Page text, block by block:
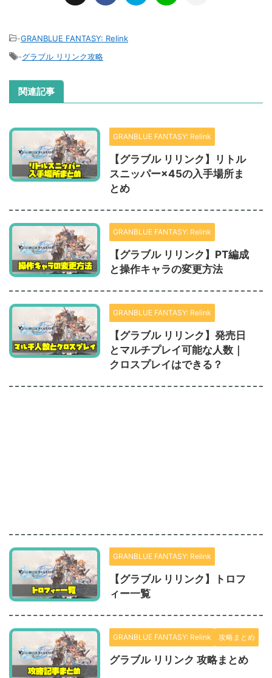
-GRANBLUE FANTASY: Relink
-グラブル リリンク攻略
関連記事
GRANBLUE FANTASY: Relink
【グラブル リリンク】リトル
スニッパー×45の入手場所ま
とめ
GRANBLUE FANTASY: Relink
【グラブル リリンク】PT編成
と操作キャラの変更方法
GRANBLUE FANTASY: Relink
【グラブル リリンク】発売日
とマルチプレイ可能な人数｜
クロスプレイはできる？
GRANBLUE FANTASY: Relink
【グラブル リリンク】トロフ
ィー一覧
GRANBLUE FANTASY: Relink 攻略まとめ
グラブル リリンク 攻略まとめ